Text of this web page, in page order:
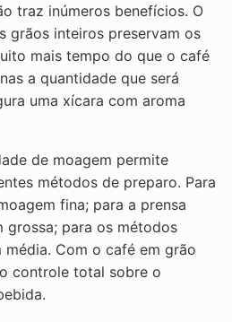
traz inúmeros benefícios. O
grãos inteiros preservam os
mais tempo do que o café
a quantidade que será
uma xícara com aroma
de moagem permite
métodos de preparo. Para
fina; para a prensa
grossa; para os métodos
Com o café em grão
controle total sobre o